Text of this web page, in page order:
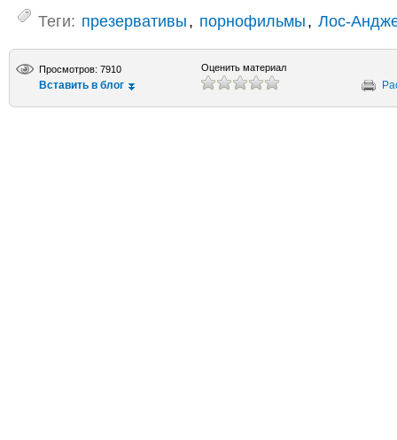
Теги: презервативы, порнофильмы, Лос-
Просмотров: 7910
Вставить в блог
Оценить материал